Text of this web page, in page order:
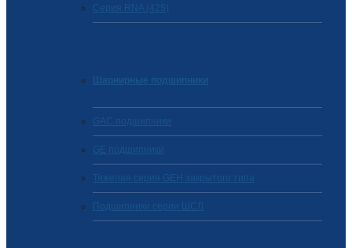
Серия RNA (425)
Шарнирные подшипники
GAC подшипники
GE подшипники
Тяжелая серия GEH закрытого типа
Подшипники серии ШСЛ